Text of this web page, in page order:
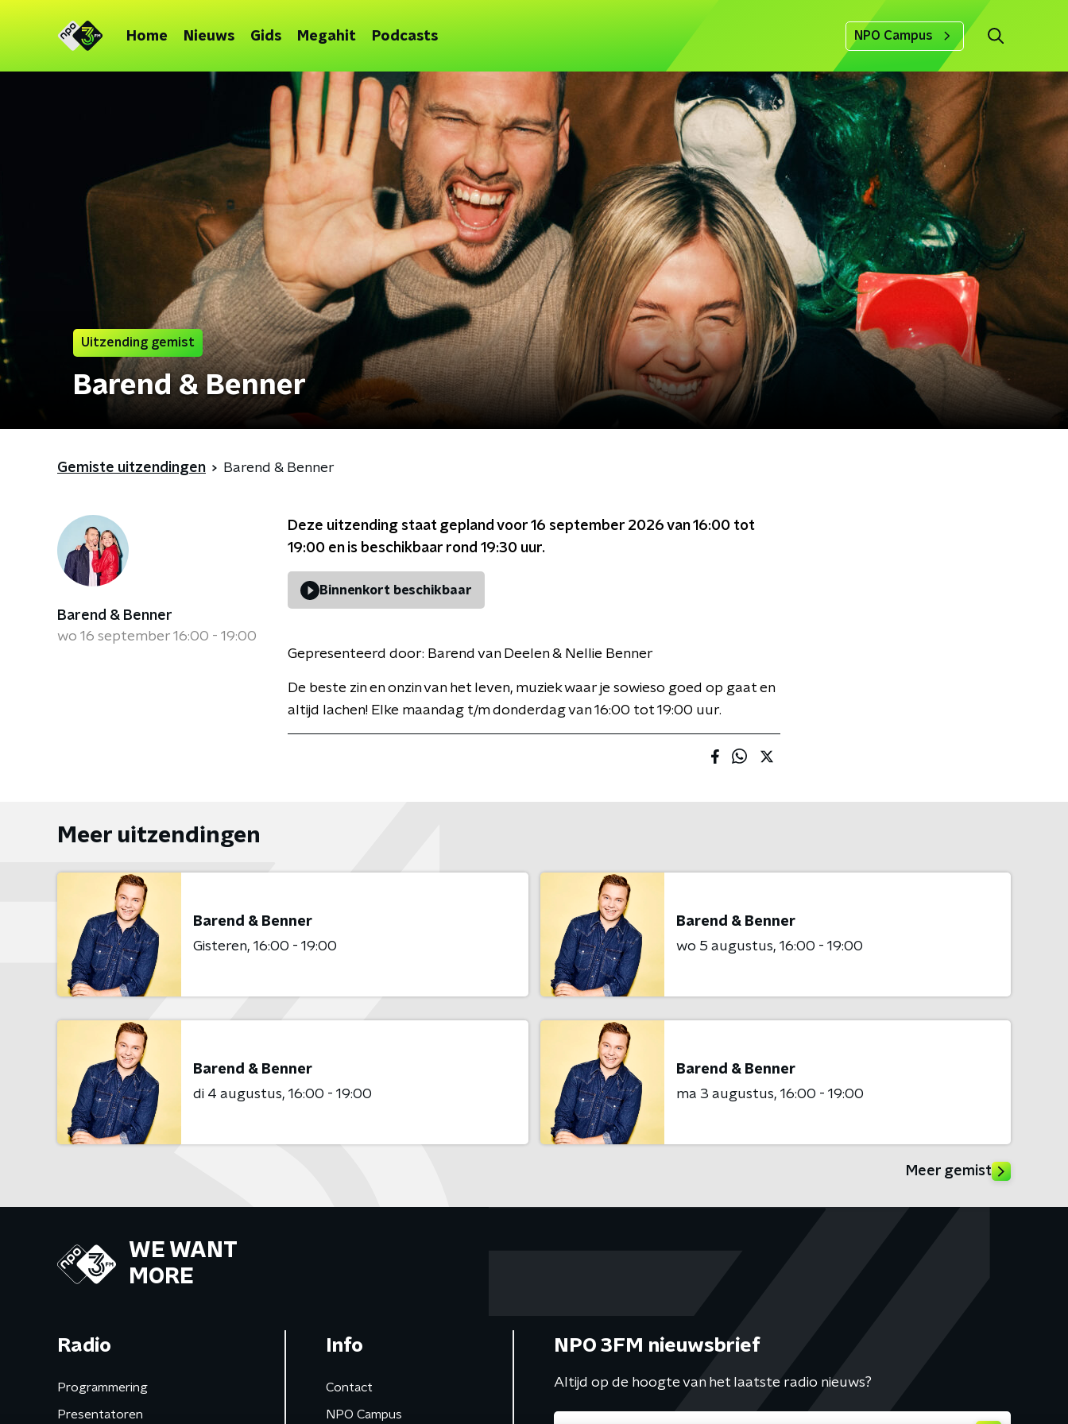
Home Nieuws Gids Megahit Podcasts NPO Campus
Uitzending gemist
Barend & Benner
Gemiste uitzendingen Barend & Benner
Barend & Benner
wo 16 september 16:00 - 19:00
Deze uitzending staat gepland voor 16 september 2026 van 16:00 tot
19:00 en is beschikbaar rond 19:30 uur.
Binnenkort beschikbaar
Gepresenteerd door: Barend van Deelen & Nellie Benner
De beste zin en onzin van het leven, muziek waar je sowieso goed op gaat en
altijd lachen! Elke maandag t/m donderdag van 16:00 tot 19:00 uur.
Meer uitzendingen
Barend & Benner
Gisteren 16:00 - 19:00
Barend & Benner
wo 5 augustus 16:00 - 19:00
Barend & Benner
di 4 augustus 16:00 - 19:00
Barend & Benner
ma 3 augustus 16:00 - 19:00
Meer gemist
WE WANT
MORE
Radio
Programmering
Presentatoren
Info
Contact
NPO Campus
NPO 3FM nieuwsbrief
Altijd op de hoogte van het laatste radio nieuws?